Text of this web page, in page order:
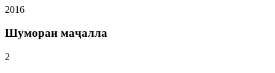
2016
Шумораи маҷалла
2